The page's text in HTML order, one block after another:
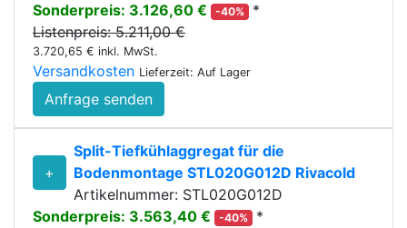
Sonderpreis: 3.126,60 €
-40%
*
Listenpreis: 5.211,00 €
3.720,65 € inkl. MwSt.
Versandkosten Lieferzeit: Auf Lager
Anfrage senden
+
Split-Tiefkühlaggregat für die
Bodenmontage STL020G012D Rivacold
Artikelnummer: STL020G012D
Sonderpreis: 3.563,40 €
-40%
*